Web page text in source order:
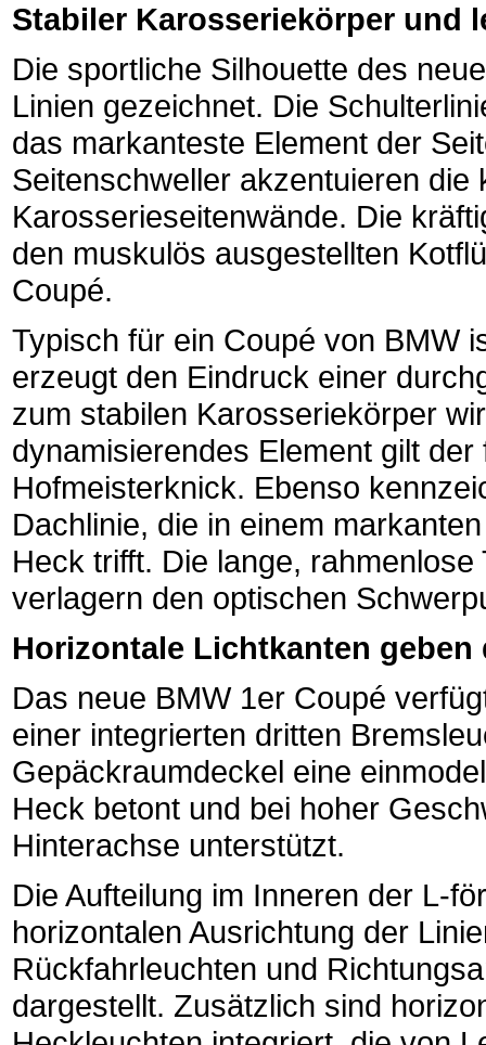
Stabiler Karosseriekörper und
Die sportliche Silhouette des
Linien gezeichnet. Die
das markanteste Element der
Seitenschweller akzentuieren
Karosserieseitenwände. Die
den muskulös ausgestellten
Coupé.
Typisch für ein Coupé von BMW
erzeugt den Eindruck einer
zum stabilen Karosseriekörper
dynamisierendes Element gilt
Hofmeisterknick. Ebenso
Dachlinie, die in einem
Heck trifft. Die lange,
verlagern den optischen
Horizontale Lichtkanten
Das neue BMW 1er Coupé
einer integrierten dritten
Gepäckraumdeckel eine
Heck betont und bei hoher
Hinterachse unterstützt.
Die Aufteilung im Inneren der L-
horizontalen Ausrichtung der
Rückfahrleuchten und
dargestellt. Zusätzlich sind